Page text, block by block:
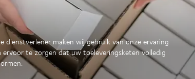
dienstverlener maken wij gebruik van onze ervaring
te zorgen dat uw toeleveringsketen volledig